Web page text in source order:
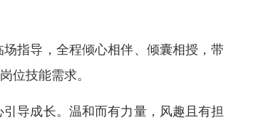
指导，全程倾心相伴、倾囊相授，带
位技能需求。
导成长。温和而有力量，风趣且有担